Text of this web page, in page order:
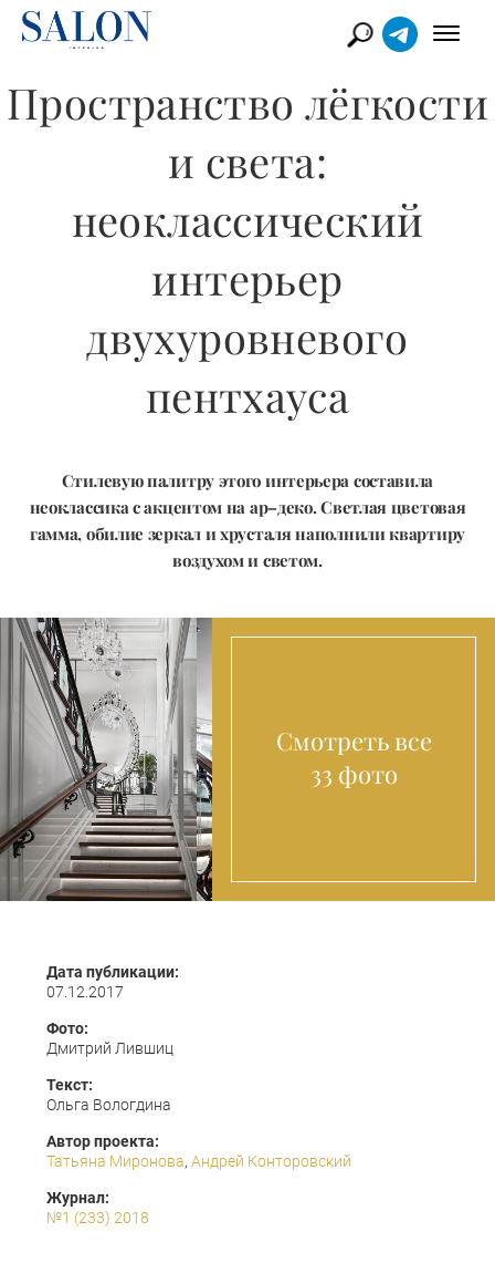
Пространство лёгкости
и света:
неоклассический
интерьер
двухуровневого
пентхауса
Стилевую палитру этого интерьера составила
неоклассика с акцентом на ар–деко. Светлая цветовая
гамма, обилие зеркал и хрусталя наполнили квартиру
воздухом и светом.
Смотреть все
33 фото
Дата публикации:
07.12.2017
Фото:
Дмитрий Лившиц
Текст:
Ольга Вологдина
Автор проекта:
Татьяна Миронова, Андрей Конторовский
Журнал:
№1 (233) 2018